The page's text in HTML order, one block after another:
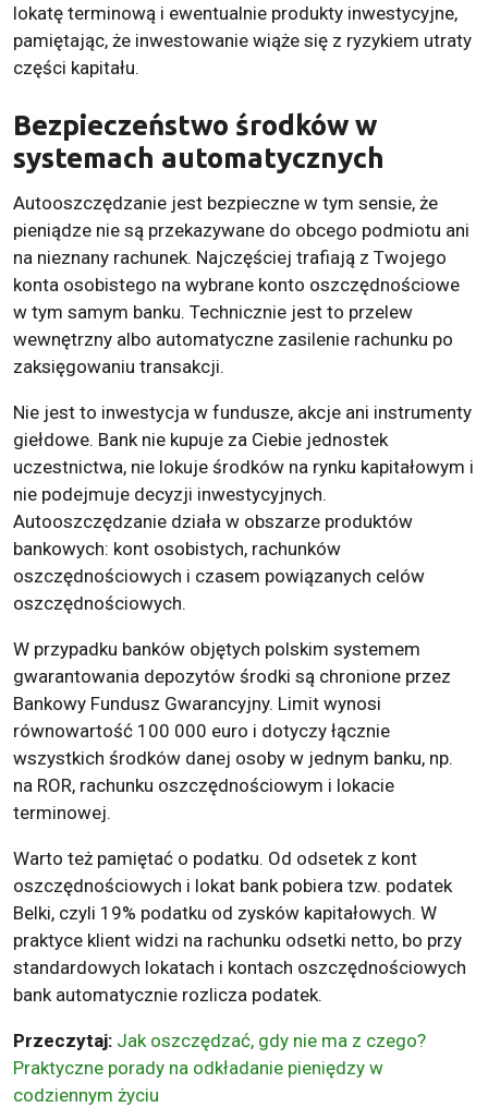
lokatę terminową i ewentualnie produkty inwestycyjne,
pamiętając, że inwestowanie wiąże się z ryzykiem utraty
części kapitału.
Bezpieczeństwo środków w
systemach automatycznych
Autooszczędzanie jest bezpieczne w tym sensie, że
pieniądze nie są przekazywane do obcego podmiotu ani
na nieznany rachunek. Najczęściej trafiają z Twojego
konta osobistego na wybrane konto oszczędnościowe
w tym samym banku. Technicznie jest to przelew
wewnętrzny albo automatyczne zasilenie rachunku po
zaksięgowaniu transakcji.
Nie jest to inwestycja w fundusze, akcje ani instrumenty
giełdowe. Bank nie kupuje za Ciebie jednostek
uczestnictwa, nie lokuje środków na rynku kapitałowym i
nie podejmuje decyzji inwestycyjnych.
Autooszczędzanie działa w obszarze produktów
bankowych: kont osobistych, rachunków
oszczędnościowych i czasem powiązanych celów
oszczędnościowych.
W przypadku banków objętych polskim systemem
gwarantowania depozytów środki są chronione przez
Bankowy Fundusz Gwarancyjny. Limit wynosi
równowartość 100 000 euro i dotyczy łącznie
wszystkich środków danej osoby w jednym banku, np.
na ROR, rachunku oszczędnościowym i lokacie
terminowej.
Warto też pamiętać o podatku. Od odsetek z kont
oszczędnościowych i lokat bank pobiera tzw. podatek
Belki, czyli 19% podatku od zysków kapitałowych. W
praktyce klient widzi na rachunku odsetki netto, bo przy
standardowych lokatach i kontach oszczędnościowych
bank automatycznie rozlicza podatek.
Przeczytaj: Jak oszczędzać, gdy nie ma z czego?
Praktyczne porady na odkładanie pieniędzy w
codziennym życiu